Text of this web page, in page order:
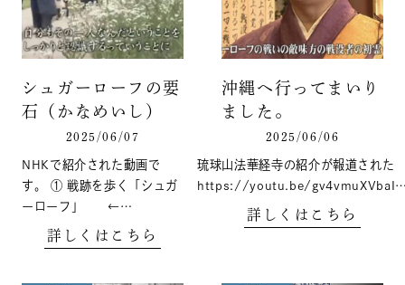
シュガーローフの要
石（かなめいし）
2025/06/07
NHKで紹介された動画で
す。 ① 戦跡を歩く「シュガ
ーローフ」 ←…
詳しくはこちら
沖縄へ行ってまいり
ました。
2025/06/06
琉球山法華経寺の紹介が報道された
https://youtu.be/
詳しくはこちら